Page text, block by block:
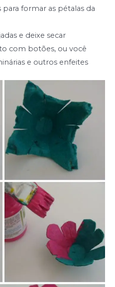
formar as pétalas da
e deixe secar
com botões, ou você
e outros enfeites